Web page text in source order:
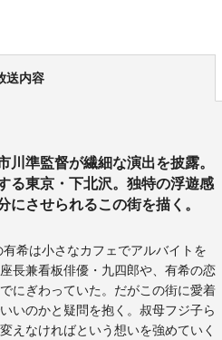
送内容
川準監督が繊細な演出を披露。
る東京・下北沢。独特の浮遊感
させられるこの街を描く。
希は小さなカフェでアルバイトを
長兼看板俳優・九四郎や、有希の恋
にぎわっていた。だがこの街に愛着
いのかと疑問を抱く。叔母フジ子ら
えなければという想いを強めていく